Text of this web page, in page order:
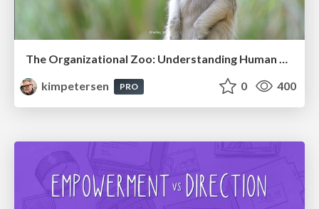
The Organizational Zoo: Understanding Human Behavior Agility Through Metaphoric Constructive Conversations (based on the works of Arthur Shelley, Ph.D)
kimpetersen
PRO 0 400